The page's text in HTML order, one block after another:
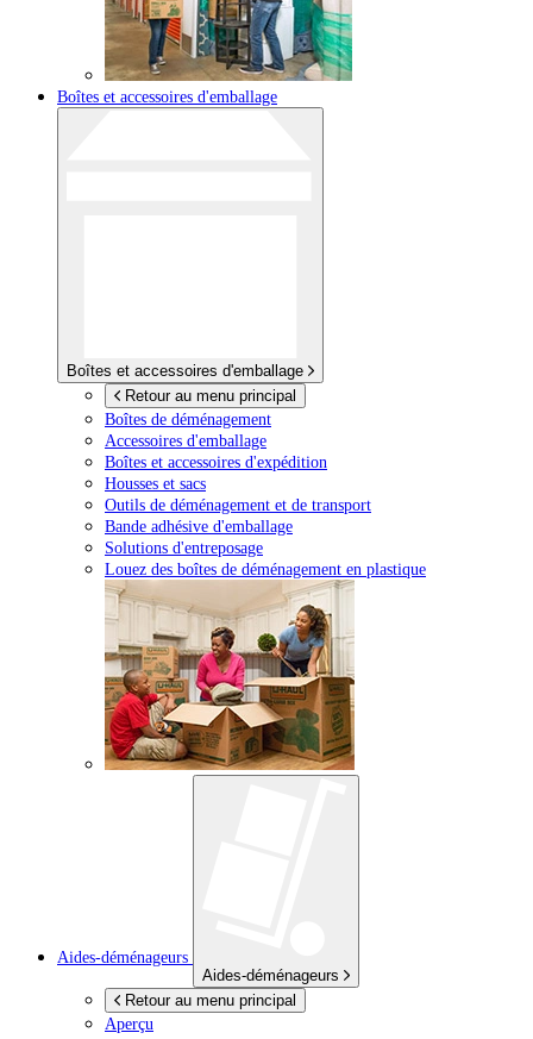
Boîtes et accessoires d'emballage
Boîtes et accessoires d'emballage
Retour au menu principal
Boîtes de déménagement
Accessoires d'emballage
Boîtes et accessoires d'expédition
Housses et sacs
Outils de déménagement et de transport
Bande adhésive d'emballage
Solutions d'entreposage
Louez des boîtes de déménagement en plastique
Aides-déménageurs
Aides-déménageurs
Retour au menu principal
Aperçu